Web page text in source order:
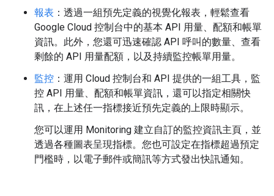
報表 ：透過一組預先定義的視覺化報表，輕鬆查看
Google Cloud 控制台中的基本 API 用量、配額和帳單
資訊。此外，您還可迅速確認 API 呼叫的數量、查看
剩餘的 API 用量配額，以及持續監控帳單用量。
監控 ：運用 Cloud 控制台和 API 提供的一組工具，監
控 API 用量、配額和帳單資訊，還可以指定相關快
訊，在上述任一指標接近預先定義的上限時顯示。
您可以運用 Monitoring 建立自訂的監控資訊主頁，並
透過各種圖表呈現指標。您也可設定在指標超過預定
門檻時，以電子郵件或簡訊等方式發出快訊通知。